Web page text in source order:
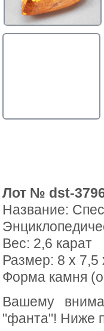
Лот № dst-
Название:
Вес: 2,6 карат
Размер: 8 x
Форма камня
Вашему вниманию предлагается спессартин гранат цвета
"фанта"! Ниже